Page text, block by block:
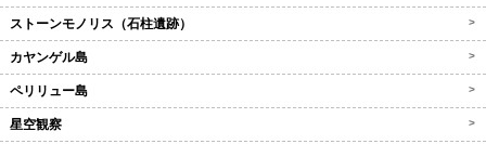
ストーンモノリス（石柱遺跡） >
カヤンゲル島 >
ペリリュー島 >
星空観察 >